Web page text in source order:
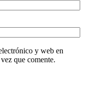
y web en
que comente.